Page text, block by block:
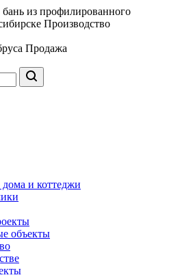
из профилированного
Производство
Продажа
и коттеджи
объекты